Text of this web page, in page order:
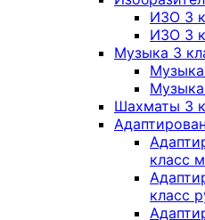
ИЗО 3
ИЗО 3
Музыка 3
Шахматы 3
класс
класс